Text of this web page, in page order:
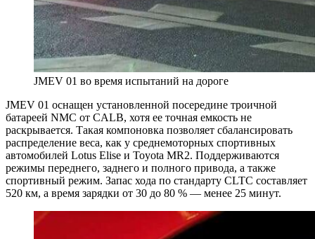
JMEV 01 во время испытаний на дороге
JMEV 01 оснащен установленной посередине троичной
батареей NMC от CALB, хотя ее точная емкость не
раскрывается. Такая компоновка позволяет сбалансировать
распределение веса, как у среднемоторных спортивных
автомобилей Lotus Elise и Toyota MR2. Поддерживаются
режимы переднего, заднего и полного привода, а также
спортивный режим. Запас хода по стандарту CLTC составляет
520 км, а время зарядки от 30 до 80 % — менее 25 минут.